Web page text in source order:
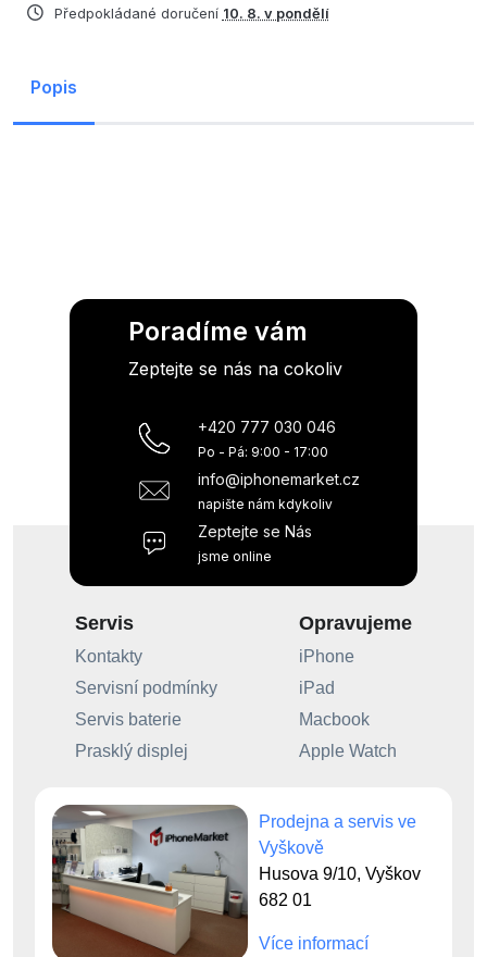
Předpokládané doručení 10. 8. v pondělí
Popis
Poradíme vám
Zeptejte se nás na cokoliv
+420 777 030 046
Po - Pá: 9:00 - 17:00
info@iphonemarket.cz
napište nám kdykoliv
Zeptejte se Nás
jsme online
Servis
Kontakty
Servisní podmínky
Servis baterie
Prasklý displej
Opravujeme
iPhone
iPad
Macbook
Apple Watch
Prodejna a servis ve
Vyškově
Husova 9/10, Vyškov
682 01
Více informací